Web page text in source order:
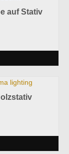
auf Stativ